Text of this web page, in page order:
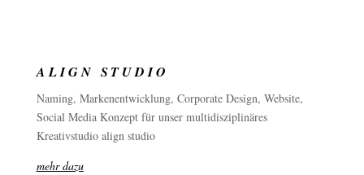
ALIGN STUDIO
Naming, Markenentwicklung, Corporate Design, Website,
Social Media Konzept für unser multidisziplinäres
Kreativstudio align studio
mehr dazu